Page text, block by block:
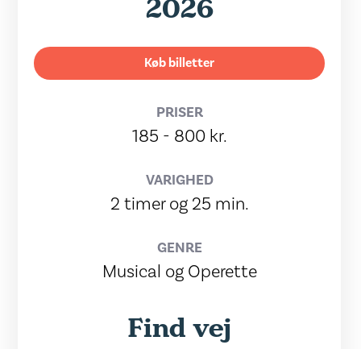
2026
Køb billetter
PRISER
185 - 800 kr.
VARIGHED
2 timer og 25 min.
GENRE
Musical og Operette
Find vej